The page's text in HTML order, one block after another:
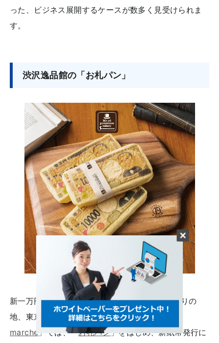
った、ビジネス展開するケースが数多く見受けられま
す。
渋沢逸品館の「お札パン」
新一万円札の肖像に採用された渋沢 栄一のゆかりの
地、東京都北区にある「渋沢逸品館 TSUNAGU
marche 」では、「お札パン」をはじめ、新紙幣発行に